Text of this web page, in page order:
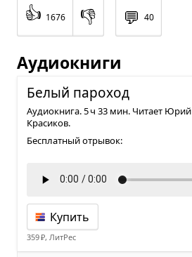
👍 1676 👎 💬 40
Аудиокниги
Белый паро­ход
Аудиокнига. 5 ч 33 мин. Читает Юрий
Красиков.
Бесплатный отрывок:
Купить
359 ₽, ЛитРес